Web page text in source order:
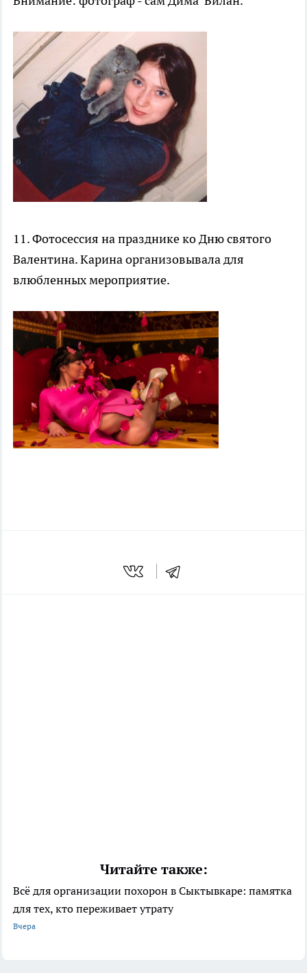
11. Фотосессия на празднике ко Дню святого
Валентина. Карина организовывала для
влюбленных мероприятие.
Читайте также:
Всё для организации похорон в Сыктывкаре: памятка
для тех, кто переживает утрату
Вчера